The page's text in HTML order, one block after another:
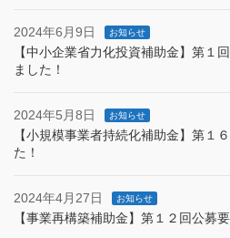
2024年6月9日 お知らせ
【中小企業省力化投資補助金】第１
ました！
2024年5月8日 お知らせ
【小規模事業者持続化補助金】第１
た！
2024年4月27日 お知らせ
【事業再構築補助金】第１２回公募